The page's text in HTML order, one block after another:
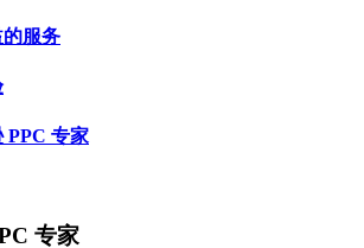
服务
PPC 专家
专家